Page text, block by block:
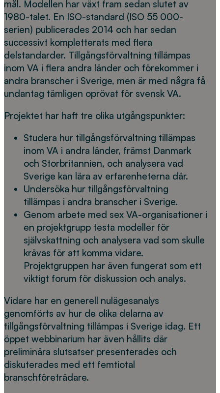
mål. Modellen har växt fram sedan slutet av
1980-talet. En ISO-standard (ISO 55 000-
serien) publicerades 2014 och har sedan
successivt kompletterats med flera
delstandarder. Tillgångsförvaltning tillämpas
inom VA i flera andra länder och förekommer i
andra branscher i Sverige, men är med några få
undantag tämligen oprövat för svensk VA.
Projektet har haft tre olika utgångspunkter:
Studera hur tillgångsförvaltning tillämpas
inom VA i andra länder, främst Danmark
och Storbritannien, och analysera vad
Sverige kan lära av erfarenheterna där.
Undersöka hur tillgångsförvaltning
tillämpas i andra branscher i Sverige.
Genom arbete med sex VA-organisationer i
en projektgrupp testa modeller för
självskattning och analysera vad som skulle
krävas för att komma vidare.
Projektgruppen har även fungerat som ett
viktigt forum för diskussion och analys.
Vidare har en generell nulägesanalys
genomförts av hur de olika delarna av
tillgångsförvaltning tillämpas i Sverige idag. Ett
öppet webbinarium har även hållits där
preliminära slutsatser presenterades och
diskuterades med ett femtiotal
branschföreträdare.